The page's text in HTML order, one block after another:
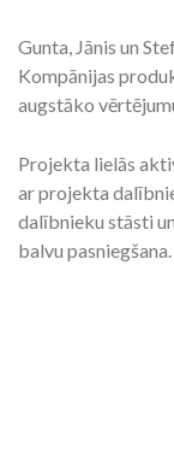
Gunta, Jānis un
Kompānijas
augstāko
Projekta lielās
ar projekta
dalībnieku stāsti
balvu pasniegšana.